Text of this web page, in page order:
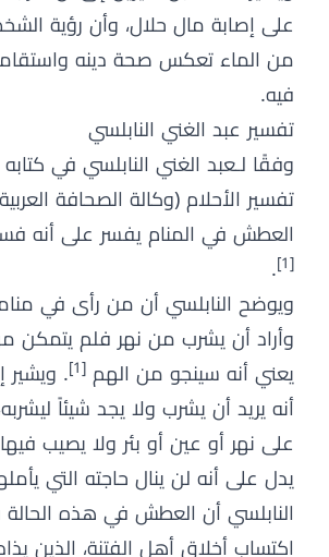
على إصابة مال حلال، وأن رؤية
من الماء تعكس صحة دينه
فيه.
تفسير عبد الغني النابلسي
وفقًا لـعبد الغني النابلسي في
العطش في المنام يفسر على أنه
[1]
.
ويوضح النابلسي أن من رأى في
وأراد أن يشرب من نهر فلم يتمكن
يعني أنه سينجو من الهم [1]
.
أنه يريد أن يشرب ولا يجد شيئاً
على نهر أو عين أو بئر ولا يصيب
يدل على أنه لن ينال حاجته التي
النابلسي أن العطش في هذه
اكتساب أخلاق أهل الفتنة، الذين